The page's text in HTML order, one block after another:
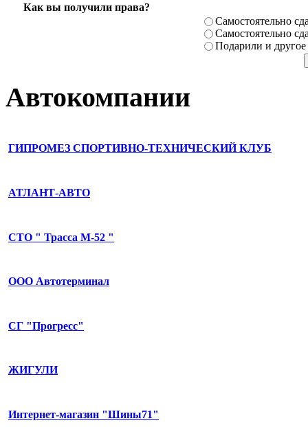
Как вы получили права?
Самостоя­тельно
Самостоя­тельно
Подарили­ и другое
Автокомпании
ГИПРОМЕЗ СПОРТИВНО-ТЕХНИЧЕСКИЙ КЛУБ
АТЛАНТ-АВТО
СТО " Трасса М-52 "
ООО Автотерминал
СГ "Прогресс"
ЖИГУЛИ
Интернет-магазин "Шины71"